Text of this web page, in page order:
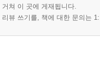
쳐 이 곳에 게재됩니다.
뷰 쓰기를, 책에 대한 문의는